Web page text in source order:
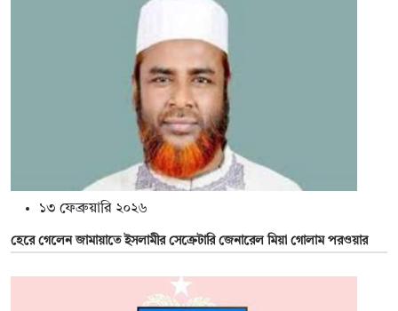
১৩ ফেব্রুয়ারি ২০২৬
হেরে গেলেন জামায়াতে ইসলামীর সেক্রেটারি জেনারেল মিয়া গোলাম পরওয়ার